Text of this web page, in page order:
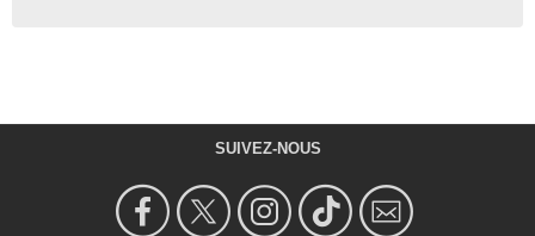
SUIVEZ-NOUS